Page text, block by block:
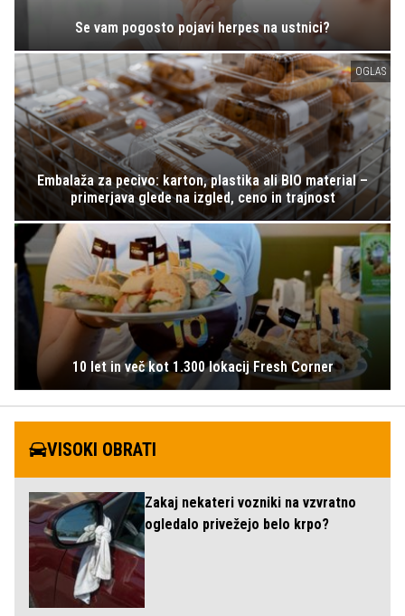
Se vam pogosto pojavi herpes na ustnici?
OGLAS
Embalaža za pecivo: karton, plastika ali BIO material –
primerjava glede na izgled, ceno in trajnost
10 let in več kot 1.300 lokacij Fresh Corner
VISOKI OBRATI
Zakaj nekateri vozniki na vzvratno
ogledalo privežejo belo krpo?